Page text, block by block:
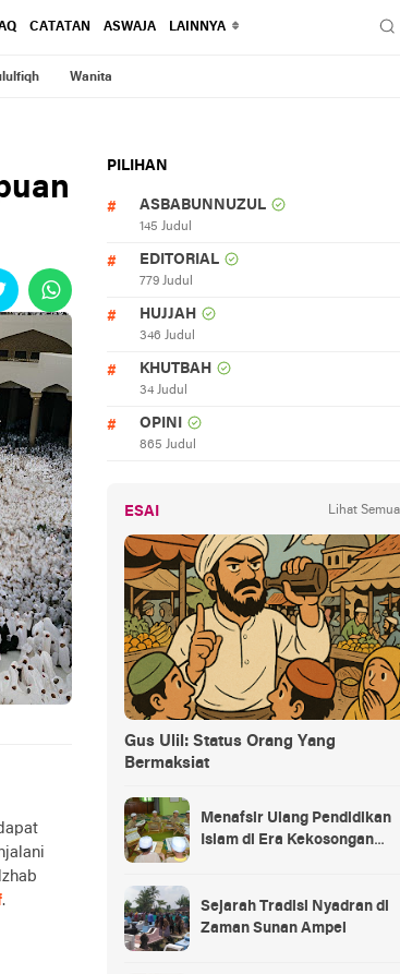
CATATAN ASWAJA LAINNYA
Wanita
.
PILIHAN
ASBABUNNUZUL
145 Judul
EDITORIAL
779 Judul
HUJJAH
346 Judul
KHUTBAH
34 Judul
OPINI
865 Judul
ESAI Lihat Semua
Gus Ulil: Status Orang Yang
Bermaksiat
Menafsir Ulang Pendidikan
Islam di Era Kekosongan
Sejarah Tradisi Nyadran di
Zaman Sunan Ampel